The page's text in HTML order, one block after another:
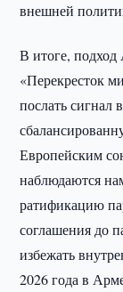
внешней
В итоге,
«Перекресток
послать сигнал
Европейским
наблюдаются
ратификацию
соглашения до
избежать
2026 года в